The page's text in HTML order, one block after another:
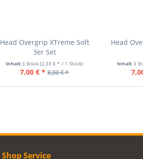
Head Overgrip XTreme Soft
3er Set
Inhalt3 Stück(2,33 € * / 1 Stück)
7,00 € * 8,00 € *
Head
Inhalt 3
Shop Service